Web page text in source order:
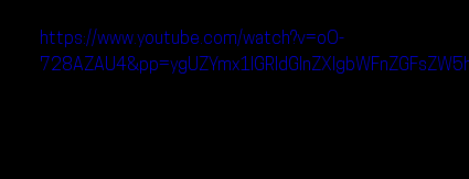
https://www.youtube.com/watch?v=oO-